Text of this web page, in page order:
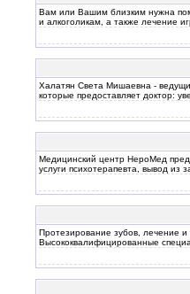
Вам или Вашим близким нужна
и алкоголикам, а также лечение
Халатян Света Мишаевна -
которые предоставляет доктор:
Медицинский центр НероМед
услуги психотерапевта, вывод из
Протезирование зубов, лечение
Высококвалифицированные